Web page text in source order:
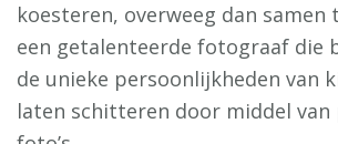
koesteren, overweeg dan samen
een getalenteerde fotograaf die
de unieke persoonlijkheden van
laten schitteren door middel van